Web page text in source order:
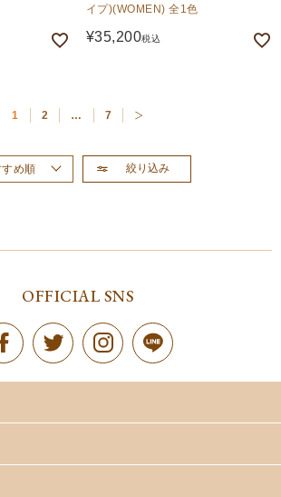
イプ)(WOMEN) 全1色
¥35,200税込
絞り込み
め順
1 2 … 7
OFFICIAL SNS